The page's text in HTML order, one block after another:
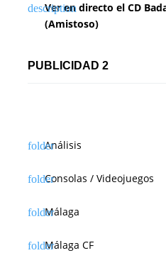
Ver en directo el CD
(Amistoso)
PUBLICIDAD 2
Análisis
Consolas / Videojuegos
Málaga
Málaga CF